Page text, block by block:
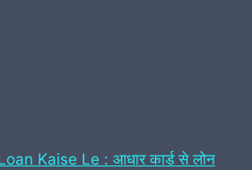
Kaise Le : आधार कार्ड से लोन